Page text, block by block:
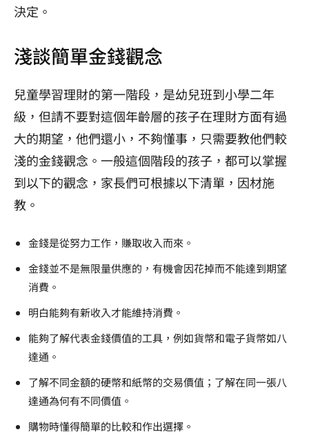
決定。
淺談簡單金錢觀念
兒童學習理財的第一階段，是幼兒班到小學二年
級，但請不要對這個年齡層的孩子在理財方面有過
大的期望，他們還小，不夠懂事，只需要教他們較
淺的金錢觀念。一般這個階段的孩子，都可以掌握
到以下的觀念，家長們可根據以下清單，因材施
教。
金錢是從努力工作，賺取收入而來。
金錢並不是無限量供應的，有機會因花掉而不能達到期望
消費。
明白能夠有新收入才能維持消費。
能夠了解代表金錢價值的工具，例如貨幣和電子貨幣如八
達通。
了解不同金額的硬幣和紙幣的交易價值；了解在同一張八
達通為何有不同價值。
購物時懂得簡單的比較和作出選擇。